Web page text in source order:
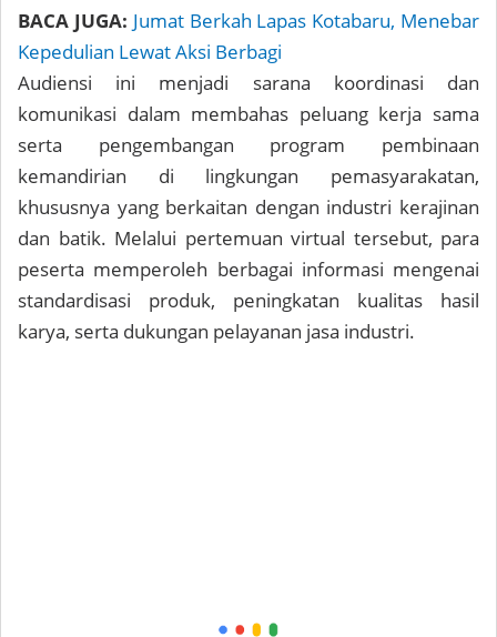
BACA JUGA: Jumat Berkah Lapas Kotabaru, Menebar
Kepedulian Lewat Aksi Berbagi
Audiensi ini menjadi sarana koordinasi dan
komunikasi dalam membahas peluang kerja sama
serta pengembangan program pembinaan
kemandirian di lingkungan pemasyarakatan,
khususnya yang berkaitan dengan industri kerajinan
dan batik. Melalui pertemuan virtual tersebut, para
peserta memperoleh berbagai informasi mengenai
standardisasi produk, peningkatan kualitas hasil
karya, serta dukungan pelayanan jasa industri.